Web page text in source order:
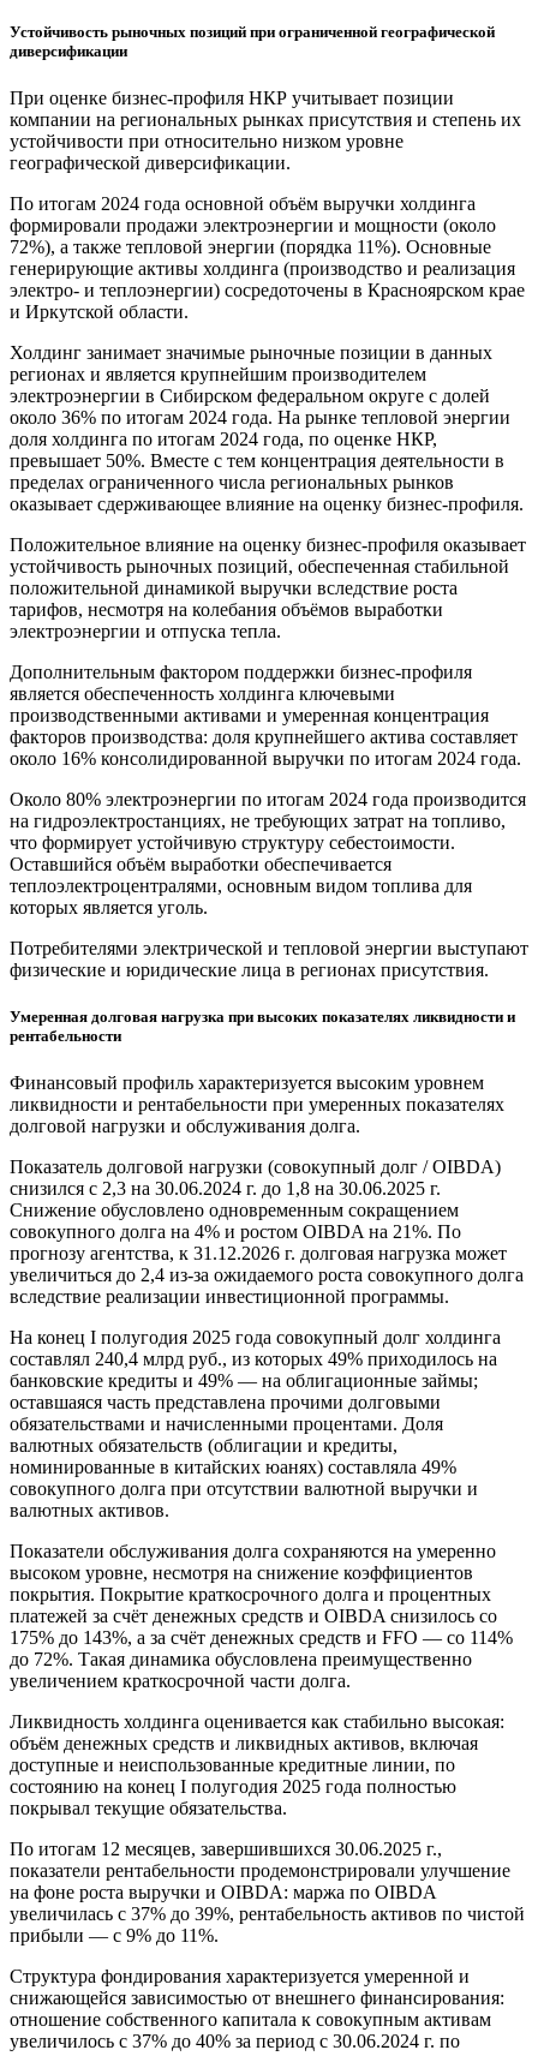
Устойчивость рыночных позиций при ограниченной географической
диверсификации
При оценке бизнес-профиля НКР учитывает позиции
компании на региональных рынках присутствия и степень их
устойчивости при относительно низком уровне
географической диверсификации.
По итогам 2024 года основной объём выручки холдинга
формировали продажи электроэнергии и мощности (около
72%), а также тепловой энергии (порядка 11%). Основные
генерирующие активы холдинга (производство и реализация
электро- и теплоэнергии) сосредоточены в Красноярском крае
и Иркутской области.
Холдинг занимает значимые рыночные позиции в данных
регионах и является крупнейшим производителем
электроэнергии в Сибирском федеральном округе с долей
около 36% по итогам 2024 года. На рынке тепловой энергии
доля холдинга по итогам 2024 года, по оценке НКР,
превышает 50%. Вместе с тем концентрация деятельности в
пределах ограниченного числа региональных рынков
оказывает сдерживающее влияние на оценку бизнес-профиля.
Положительное влияние на оценку бизнес-профиля оказывает
устойчивость рыночных позиций, обеспеченная стабильной
положительной динамикой выручки вследствие роста
тарифов, несмотря на колебания объёмов выработки
электроэнергии и отпуска тепла.
Дополнительным фактором поддержки бизнес-профиля
является обеспеченность холдинга ключевыми
производственными активами и умеренная концентрация
факторов производства: доля крупнейшего актива составляет
около 16% консолидированной выручки по итогам 2024 года.
Около 80% электроэнергии по итогам 2024 года производится
на гидроэлектростанциях, не требующих затрат на топливо,
что формирует устойчивую структуру себестоимости.
Оставшийся объём выработки обеспечивается
теплоэлектроцентралями, основным видом топлива для
которых является уголь.
Потребителями электрической и тепловой энергии выступают
физические и юридические лица в регионах присутствия.
Умеренная долговая нагрузка при высоких показателях ликвидности и
рентабельности
Финансовый профиль характеризуется высоким уровнем
ликвидности и рентабельности при умеренных показателях
долговой нагрузки и обслуживания долга.
Показатель долговой нагрузки (совокупный долг / OIBDA)
снизился с 2,3 на 30.06.2024 г. до 1,8 на 30.06.2025 г.
Снижение обусловлено одновременным сокращением
совокупного долга на 4% и ростом OIBDA на 21%. По
прогнозу агентства, к 31.12.2026 г. долговая нагрузка может
увеличиться до 2,4 из-за ожидаемого роста совокупного долга
вследствие реализации инвестиционной программы.
На конец I полугодия 2025 года совокупный долг холдинга
составлял 240,4 млрд руб., из которых 49% приходилось на
банковские кредиты и 49% — на облигационные займы;
оставшаяся часть представлена прочими долговыми
обязательствами и начисленными процентами. Доля
валютных обязательств (облигации и кредиты,
номинированные в китайских юанях) составляла 49%
совокупного долга при отсутствии валютной выручки и
валютных активов.
Показатели обслуживания долга сохраняются на умеренно
высоком уровне, несмотря на снижение коэффициентов
покрытия. Покрытие краткосрочного долга и процентных
платежей за счёт денежных средств и OIBDA снизилось со
175% до 143%, а за счёт денежных средств и FFO — со 114%
до 72%. Такая динамика обусловлена преимущественно
увеличением краткосрочной части долга.
Ликвидность холдинга оценивается как стабильно высокая:
объём денежных средств и ликвидных активов, включая
доступные и неиспользованные кредитные линии, по
состоянию на конец I полугодия 2025 года полностью
покрывал текущие обязательства.
По итогам 12 месяцев, завершившихся 30.06.2025 г.,
показатели рентабельности продемонстрировали улучшение
на фоне роста выручки и OIBDA: маржа по OIBDA
увеличилась с 37% до 39%, рентабельность активов по чистой
прибыли — с 9% до 11%.
Структура фондирования характеризуется умеренной и
снижающейся зависимостью от внешнего финансирования:
отношение собственного капитала к совокупным активам
увеличилось с 37% до 40% за период с 30.06.2024 г. по